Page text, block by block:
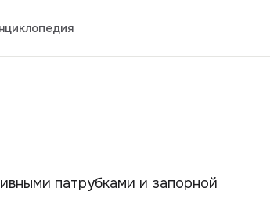
патрубками и запорной